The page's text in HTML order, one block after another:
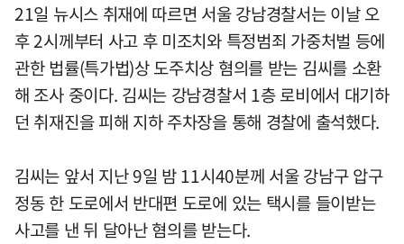
21일 뉴시스 취재에 따르면 서울 강남경찰서는 이날 오
후 2시께부터 사고 후 미조치와 특정범죄 가중처벌 등에
관한 법률(특가법)상 도주치상 혐의를 받는 김씨를 소환
해 조사 중이다. 김씨는 강남경찰서 1층 로비에서 대기하
던 취재진을 피해 지하 주차장을 통해 경찰에 출석했다.
김씨는 앞서 지난 9일 밤 11시40분께 서울 강남구 압구
정동 한 도로에서 반대편 도로에 있는 택시를 들이받는
사고를 낸 뒤 달아난 혐의를 받는다.